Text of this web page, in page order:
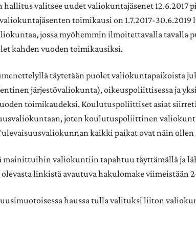
hallitus valitsee uudet valiokuntajäsenet 12.6.2017
toimikausi on 1.7.2017-
jossa myöhemmin ilmoitettavalla tavalla
kahden vuoden toimikausiksi.
täytetään puolet valiokuntapaikoista
järjestövaliokunta), oikeuspoliittisessa ja
toimikaudeksi. Koulutuspoliittiset asiat
joten koulutuspoliittinen
kaikki paikat ovat näin ollen
mainittuihin valiokuntiin tapahtuu täyttämällä ja
olevasta linkistä avautuva hakulomake viimeistään
haussa tulla valituksi liiton